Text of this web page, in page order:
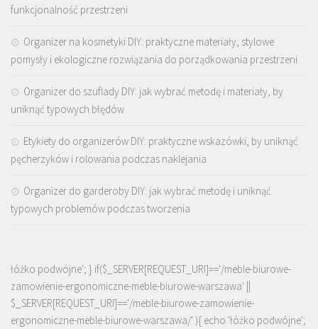
funkcjonalność przestrzeni
Organizer na kosmetyki DIY: praktyczne materiały, stylowe
pomysły i ekologiczne rozwiązania do porządkowania przestrzeni
Organizer do szuflady DIY: jak wybrać metodę i materiały, by
uniknąć typowych błędów
Etykiety do organizerów DIY: praktyczne wskazówki, by uniknąć
pęcherzyków i rolowania podczas naklejania
Organizer do garderoby DIY: jak wybrać metodę i uniknąć
typowych problemów podczas tworzenia
łóżko podwójne'; } if($_SERVER[REQUEST_URI]=='/meble-biurowe-
zamowienie-ergonomiczne-meble-biurowe-warszawa' ||
$_SERVER[REQUEST_URI]=='/meble-biurowe-zamowienie-
ergonomiczne-meble-biurowe-warszawa/' ){ echo 'łóżko podwójne';